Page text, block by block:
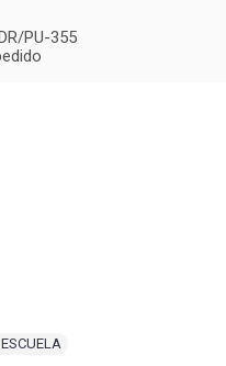
PU-355